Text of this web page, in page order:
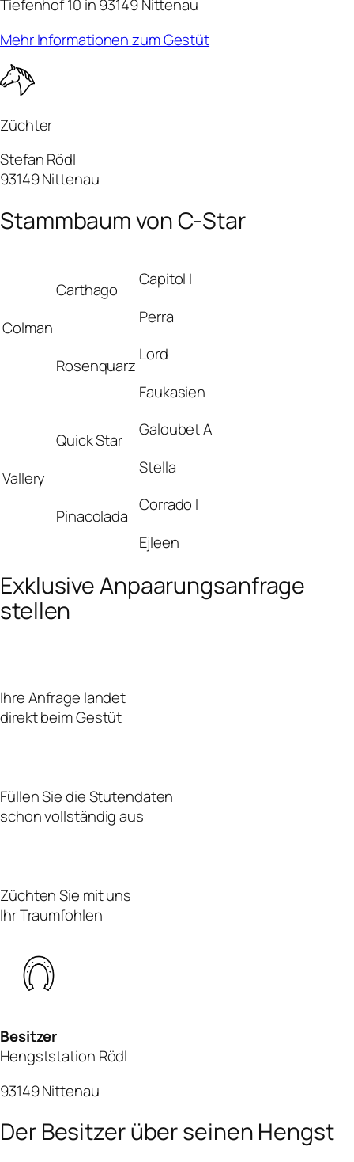
Tiefenhof 10 in 93149 Nittenau
Mehr Informationen zum Gestüt
Züchter
Stefan Rödl
93149 Nittenau
Stammbaum von C-Star
Colman
Carthago
Capitol I
Perra
Rosenquarz
Lord
Faukasien
Vallery
Quick Star
Galoubet A
Stella
Pinacolada
Corrado I
Ejleen
Exklusive Anpaarungsanfrage
stellen
Ihre Anfrage landet
direkt beim Gestüt
Füllen Sie die Stutendaten
schon vollständig aus
Züchten Sie mit uns
Ihr Traumfohlen
Besitzer
Hengststation Rödl
93149 Nittenau
Der Besitzer über seinen Hengst